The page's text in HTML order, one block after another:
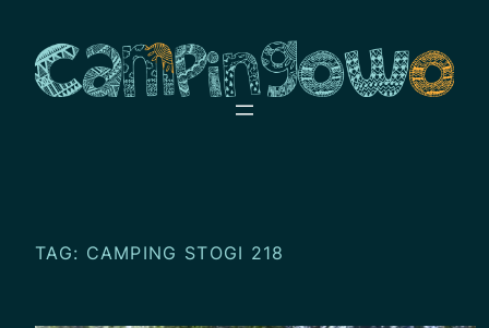
treści
TAG: CAMPING STOGI 218